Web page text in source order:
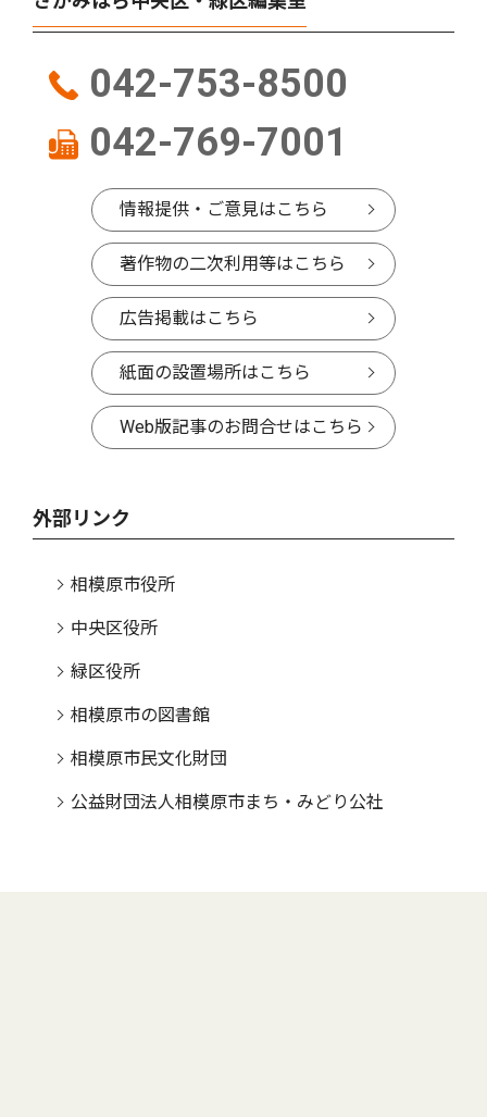
042-753-8500
042-769-7001
情報提供・ご意見はこちら
著作物の二次利用等はこちら
広告掲載はこちら
紙面の設置場所はこちら
Web版記事のお問合せはこちら
外部リンク
相模原市役所
中央区役所
緑区役所
相模原市の図書館
相模原市民文化財団
公益財団法人相模原市まち・みどり公社